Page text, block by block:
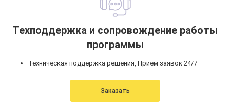
Техподдержка и сопровождение работы
программы
Техническая поддержка решения, Прием заявок 24/7
Заказать